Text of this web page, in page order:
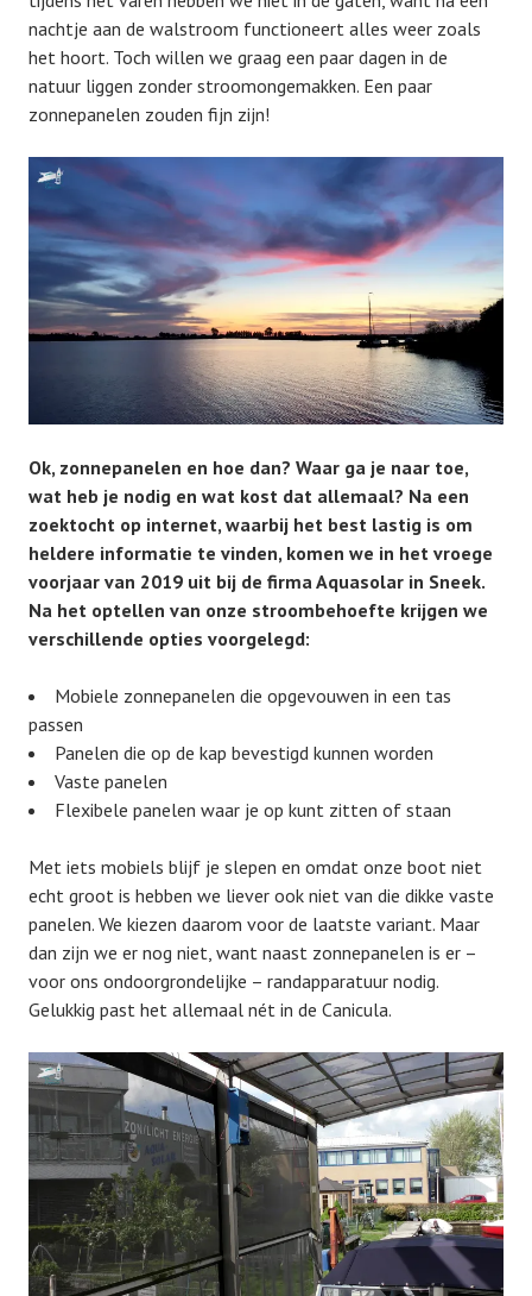
nachtje aan de walstroom functioneert alles weer zoals
het hoort. Toch willen we graag een paar dagen in de
natuur liggen zonder stroomongemakken. Een paar
zonnepanelen zouden fijn zijn!
Ok, zonnepanelen en hoe dan? Waar ga je naar toe,
wat heb je nodig en wat kost dat allemaal? Na een
zoektocht op internet, waarbij het best lastig is om
heldere informatie te vinden, komen we in het vroege
voorjaar van 2019 uit bij de firma Aquasolar in Sneek.
Na het optellen van onze stroombehoefte krijgen we
verschillende opties voorgelegd:
Mobiele zonnepanelen die opgevouwen in een tas
passen
Panelen die op de kap bevestigd kunnen worden
Vaste panelen
Flexibele panelen waar je op kunt zitten of staan
Met iets mobiels blijf je slepen en omdat onze boot niet
echt groot is hebben we liever ook niet van die dikke vaste
panelen. We kiezen daarom voor de laatste variant. Maar
dan zijn we er nog niet, want naast zonnepanelen is er –
voor ons ondoorgrondelijke – randapparatuur nodig.
Gelukkig past het allemaal nét in de Canicula.